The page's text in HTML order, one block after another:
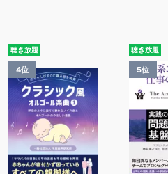
聴き放題
4位
聴き放題
5位